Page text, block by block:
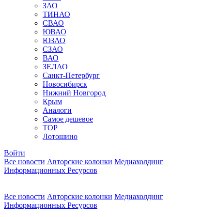
ЗАО
ТИНАО
СВАО
ЮВАО
ЮЗАО
СЗАО
ВАО
ЗЕЛАО
Санкт-Петербург
Новосибирск
Нижний Новгород
Крым
Аналоги
Самое дешевое
TOP
Лотошино
Войти
Все новости Авторские колонки Медиахолдинг
Информационных Ресурсов
Все новости Авторские колонки Медиахолдинг
Информационных Ресурсов